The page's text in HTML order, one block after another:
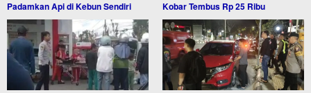
Padamkan Api di Kebun Sendiri
Kobar Tembus Rp 25 Ribu